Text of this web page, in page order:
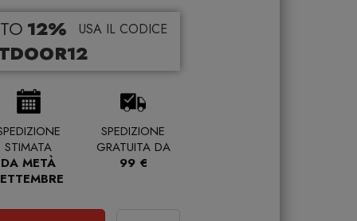
12% USA IL CODICE
STIMATA
DA METÀ
SPEDIZIONE
GRATUITA DA
99 €